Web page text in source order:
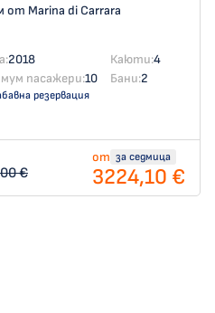
от Marina di Carrara
2018 Каюти:4
пасажери:10 Бани:2
резервация
€
от за седмица
3224,10 €